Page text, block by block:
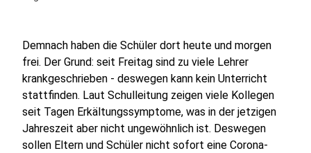
Demnach haben die Schüler dort heute und morgen
frei. Der Grund: seit Freitag sind zu viele Lehrer
krankgeschrieben - deswegen kann kein Unterricht
stattfinden. Laut Schulleitung zeigen viele Kollegen
seit Tagen Erkältungssymptome, was in der jetzigen
Jahreszeit aber nicht ungewöhnlich ist. Deswegen
sollen Eltern und Schüler nicht sofort eine Corona-